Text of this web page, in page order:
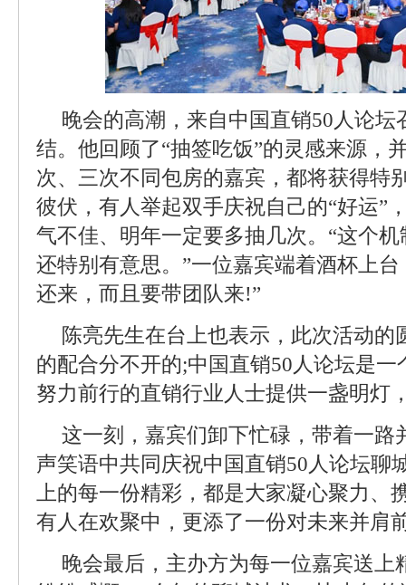
晚会的高潮，来自中国直销50人论
结。他回顾了“抽签吃饭”的灵感来源，
次、三次不同包房的嘉宾，都将获得特
彼伏，有人举起双手庆祝自己的“好运”
气不佳、明年一定要多抽几次。“这个
还特别有意思。”一位嘉宾端着酒杯上
还来，而且要带团队来!”
陈亮先生在台上也表示，此次活动的
的配合分不开的;中国直销50人论坛是
努力前行的直销行业人士提供一盏明灯
这一刻，嘉宾们卸下忙碌，带着一路
声笑语中共同庆祝中国直销50人论坛聊
上的每一份精彩，都是大家凝心聚力、
有人在欢聚中，更添了一份对未来并肩
晚会最后，主办方为每一位嘉宾送上